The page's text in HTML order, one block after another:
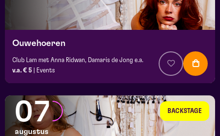
Ouwehoeren
Club Lam met Anna Ridwan, Damaris de Jong e.a.
v.a. € 5
Events
BACKSTAGE
07
augustus